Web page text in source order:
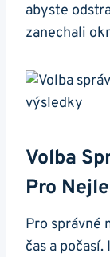
abyste
zanechali
Volba
Pro
Pro správné
čas a